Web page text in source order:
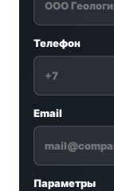
Телефон
Email
Параметры